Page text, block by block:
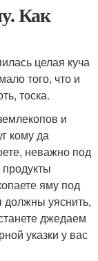
Как
целая куча
того, что и
тоска.
и
кому да
неважно под
яму под
должны уяснить,
джедаем
указки у вас